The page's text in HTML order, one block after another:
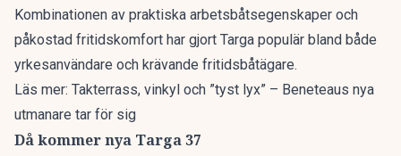
Kombinationen av praktiska arbetsbåtsegenskaper och
påkostad fritidskomfort har gjort Targa populär bland både
yrkesanvändare och krävande fritidsbåtägare.
Läs mer: Takterrass, vinkyl och ”tyst lyx” – Beneteaus nya
utmanare tar för sig
Då kommer nya Targa 37